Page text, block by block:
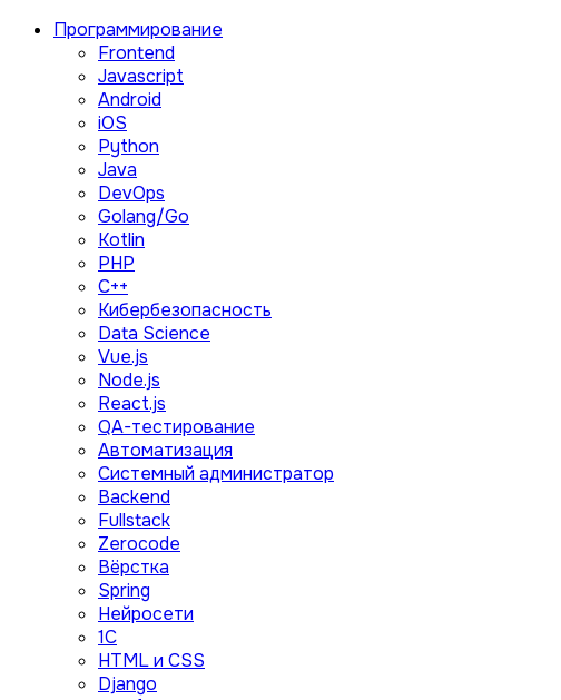
Программирование
Frontend
Javascript
Android
iOS
Python
Java
DevOps
Golang/Go
Kotlin
PHP
C++
Кибербезопасность
Data Science
Vue.js
Node.js
React.js
QA-тестирование
Автоматизация
Системный администратор
Backend
Fullstack
Zerocode
Вёрстка
Spring
Нейросети
1C
HTML и CSS
Django